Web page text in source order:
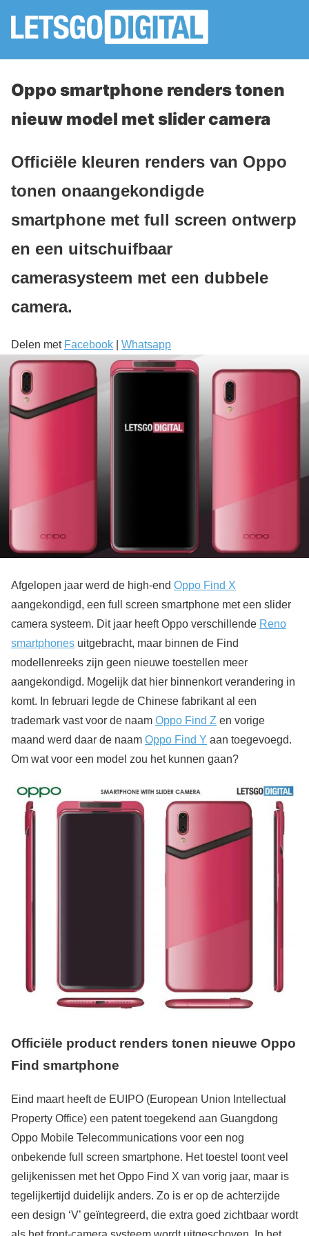
Oppo smartphone renders tonen
nieuw model met slider camera
Officiële kleuren renders van Oppo
tonen onaangekondigde
smartphone met full screen ontwerp
en een uitschuifbaar
camerasysteem met een dubbele
camera.
Delen met Facebook Whatsapp
Afgelopen jaar werd de high-end Oppo Find X
aangekondigd, een full screen smartphone met een slider
camera systeem. Dit jaar heeft Oppo verschillende Reno
smartphones uitgebracht, maar binnen de Find
modellenreeks zijn geen nieuwe toestellen meer
aangekondigd. Mogelijk dat hier binnenkort verandering in
komt. In februari legde de Chinese fabrikant al een
trademark vast voor de naam Oppo Find Z en vorige
maand werd daar de naam Oppo Find Y aan toegevoegd.
Om wat voor een model zou het kunnen gaan?
Officiële product renders tonen nieuwe Oppo
Find smartphone
Eind maart heeft de EUIPO (European Union Intellectual
Property Office) een patent toegekend aan Guangdong
Oppo Mobile Telecommunications voor een nog
onbekende full screen smartphone. Het toestel toont veel
gelijkenissen met het Oppo Find X van vorig jaar, maar is
tegelijkertijd duidelijk anders. Zo is er op de achterzijde
een design ‘V’ geïntegreerd, die extra goed zichtbaar wordt